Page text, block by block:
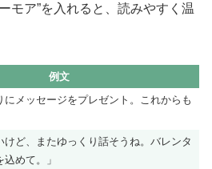
モア”を入れると、読みやすく温
例文
にメッセージをプレゼント。これからも
けど、またゆっくり話そうね。バレンタ
めて。」